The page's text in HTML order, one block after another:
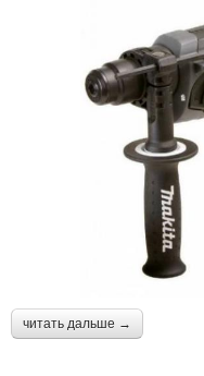
читать дальше →